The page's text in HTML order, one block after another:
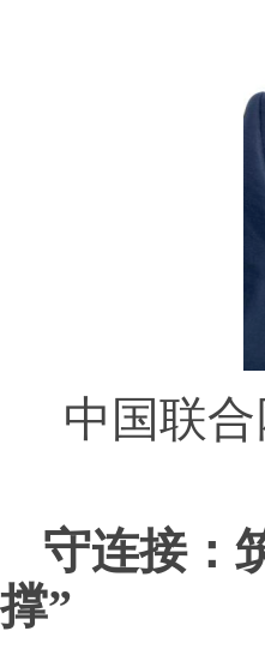
中国联
守连接：
撑”